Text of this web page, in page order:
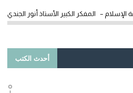
الإسلام – المفكر الكبير الأستاذ أنور الجندي
أحدث الكتب